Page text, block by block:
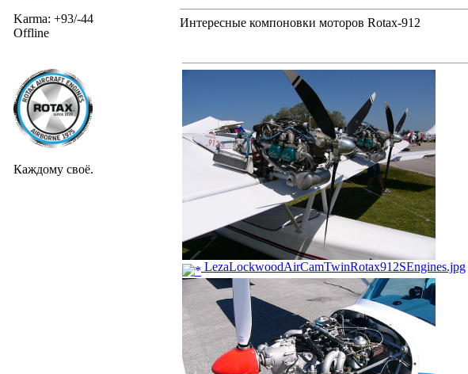
Karma: +93/-44
Offline
Каждому своё.
Интересные компоновки моторов Rotax-912
LezaLockwoodAirCamTwinRotax912SEngines.jpg